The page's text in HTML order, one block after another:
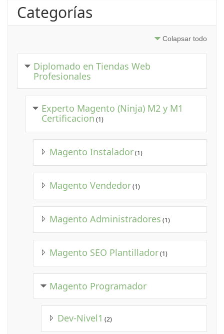
Categorías
Colapsar todo
Diplomado en Tiendas Web
Profesionales
Experto Magento (Ninja) M2 y M1
Certificacion (1)
Magento Instalador(1)
Magento Vendedor(1)
Magento Administradores (1)
Magento SEO Plantillador(1)
Magento Programador
Dev-Nivel1 (2)